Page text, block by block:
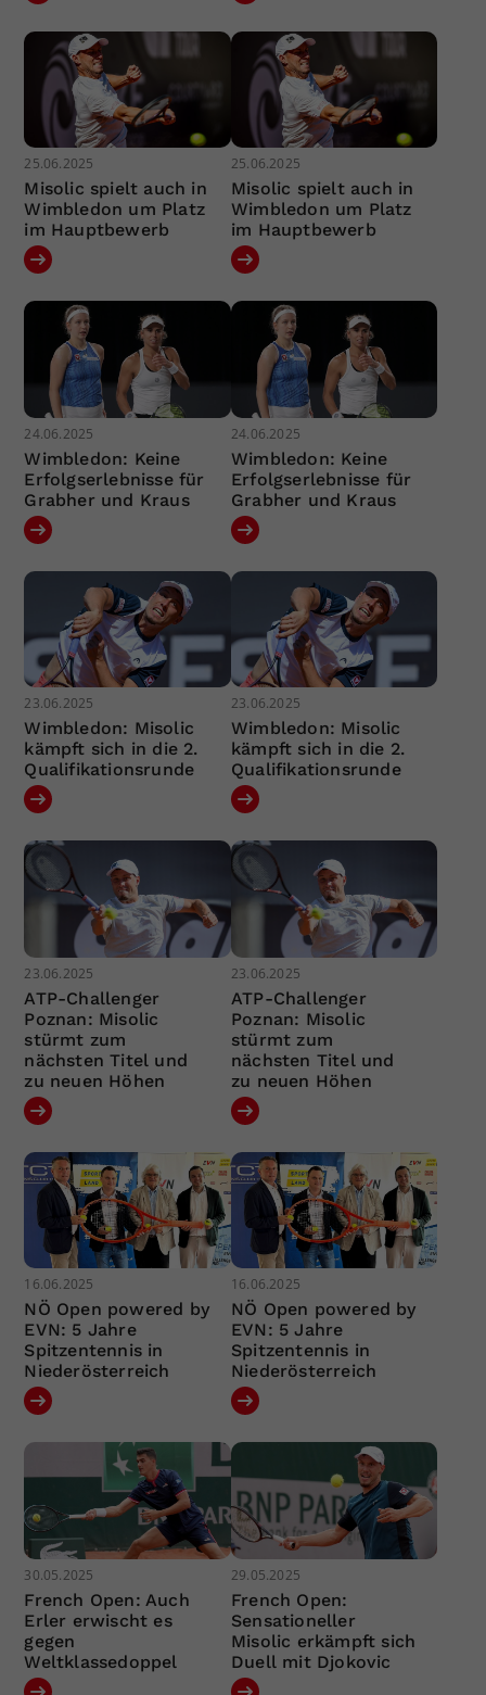
25.06.2025
Misolic spielt auch in
Wimbledon um Platz
im Hauptbewerb
25.06.2025
Misolic spielt auch in
Wimbledon um Platz
im Hauptbewerb
24.06.2025
Wimbledon: Keine
Erfolgserlebnisse für
Grabher und Kraus
24.06.2025
Wimbledon: Keine
Erfolgserlebnisse für
Grabher und Kraus
23.06.2025
Wimbledon: Misolic
kämpft sich in die 2.
Qualifikationsrunde
23.06.2025
Wimbledon: Misolic
kämpft sich in die 2.
Qualifikationsrunde
23.06.2025
ATP-Challenger
Poznan: Misolic
stürmt zum
nächsten Titel und
zu neuen Höhen
23.06.2025
ATP-Challenger
Poznan: Misolic
stürmt zum
nächsten Titel und
zu neuen Höhen
16.06.2025
NÖ Open powered by
EVN: 5 Jahre
Spitzentennis in
Niederösterreich
16.06.2025
NÖ Open powered by
EVN: 5 Jahre
Spitzentennis in
Niederösterreich
30.05.2025
French Open: Auch
Erler erwischt es
gegen
Weltklassedoppel
29.05.2025
French Open:
Sensationeller
Misolic erkämpft sich
Duell mit Djokovic